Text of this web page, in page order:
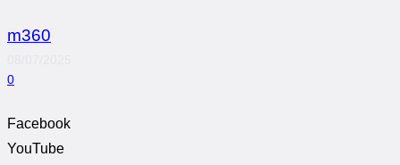
m360
0
Facebook
YouTube